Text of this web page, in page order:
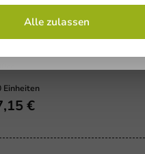
Einheiten
€
Alle zulassen
Geschäftsbedingungen
Datenschutzrichtlinie.